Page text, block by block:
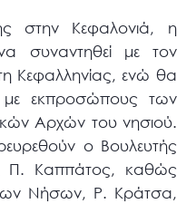
στην Κεφαλονιά, η
συναντηθεί με τον
Κεφαλληνίας, ενώ θα
με εκπροσώπους των
Αρχών του νησιού.
ο Βουλευτής
Π. Καππάτος, καθώς
Νήσων, Ρ. Κράτσα,